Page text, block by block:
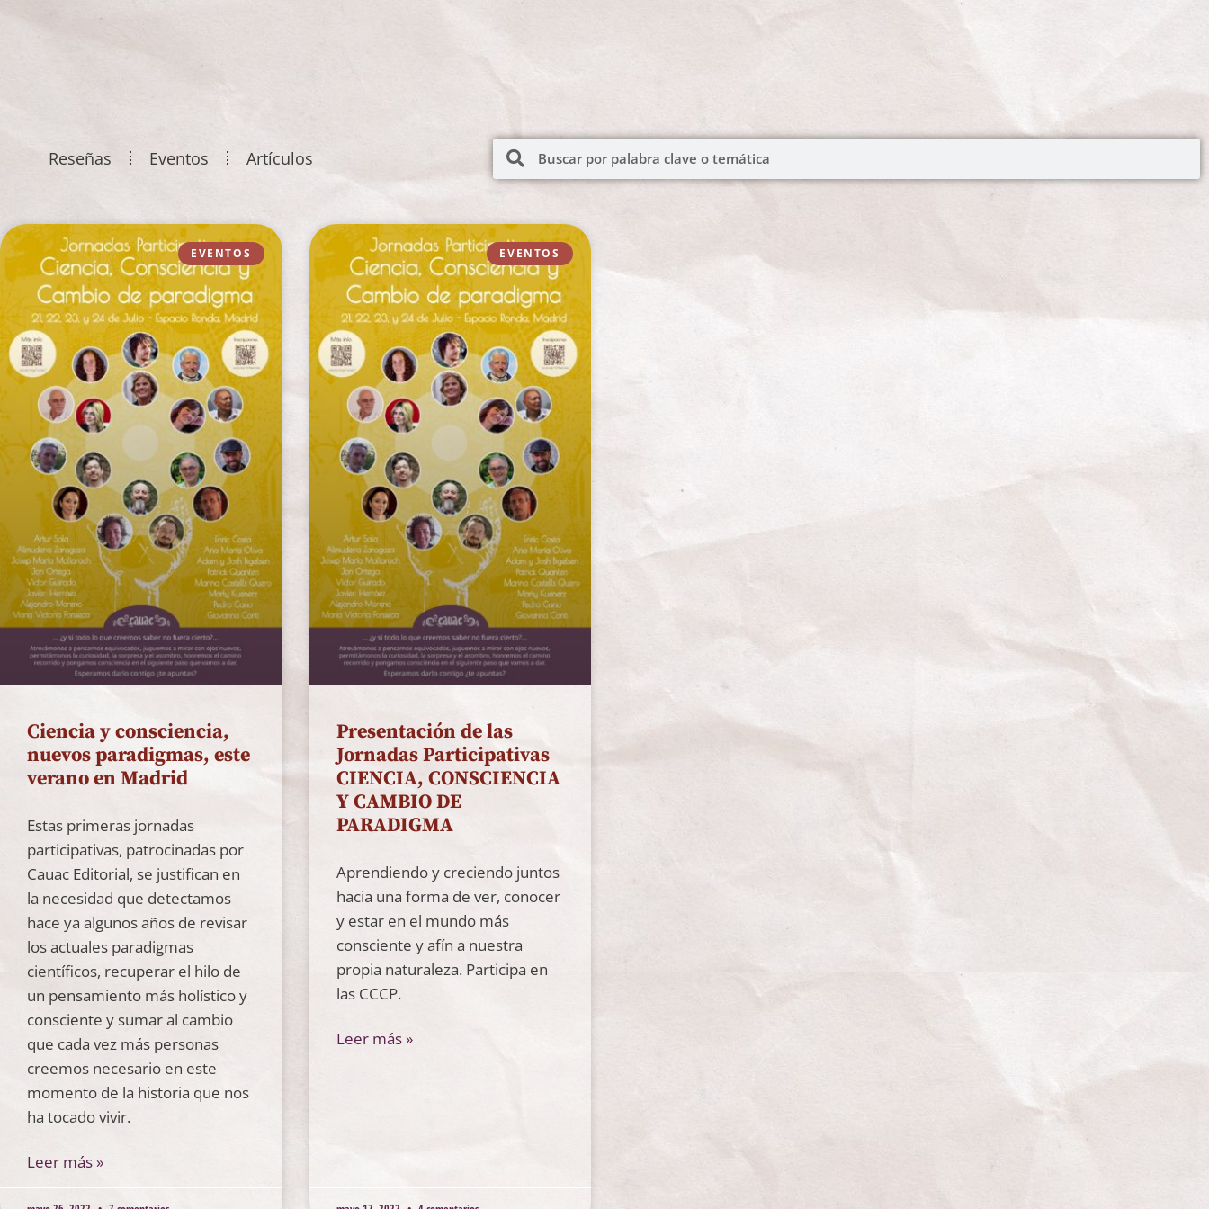
Reseñas Eventos Artículos
EVENTOS
Ciencia y consciencia,
nuevos paradigmas, este
verano en Madrid
Estas primeras jornadas
participativas, patrocinadas por
Cauac Editorial, se justifican en
la necesidad que detectamos
hace ya algunos años de revisar
los actuales paradigmas
científicos, recuperar el hilo de
un pensamiento más holístico y
consciente y sumar al cambio
que cada vez más personas
creemos necesario en este
momento de la historia que nos
ha tocado vivir.
Leer más »
EVENTOS
Presentación de las
Jornadas Participativas
CIENCIA, CONSCIENCIA
Y CAMBIO DE
PARADIGMA
Aprendiendo y creciendo juntos
hacia una forma de ver, conocer
y estar en el mundo más
consciente y afín a nuestra
propia naturaleza. Participa en
las CCCP.
Leer más »